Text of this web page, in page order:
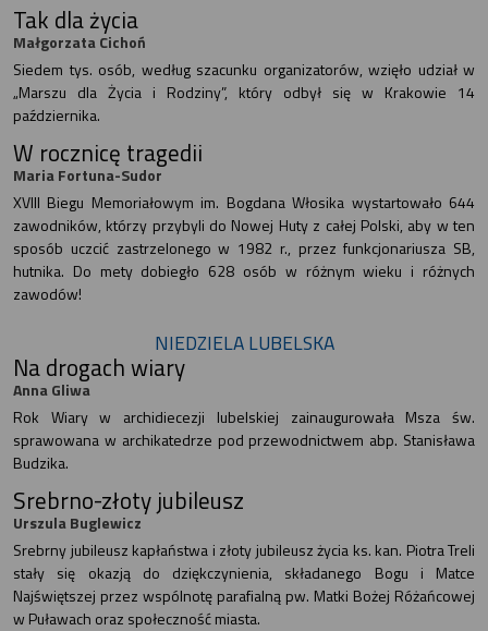
Tak dla życia
Małgorzata Cichoń
Siedem tys. osób, według szacunku organizatorów, wzięło udział w
„Marszu dla Życia i Rodziny”, który odbył się w Krakowie 14
października.
W rocznicę tragedii
Maria Fortuna-Sudor
XVIII Biegu Memoriałowym im. Bogdana Włosika wystartowało 644
zawodników, którzy przybyli do Nowej Huty z całej Polski, aby w ten
sposób uczcić zastrzelonego w 1982 r., przez funkcjonariusza SB,
hutnika. Do mety dobiegło 628 osób w różnym wieku i różnych
zawodów!
NIEDZIELA LUBELSKA
Na drogach wiary
Anna Gliwa
Rok Wiary w archidiecezji lubelskiej zainaugurowała Msza św.
sprawowana w archikatedrze pod przewodnictwem abp. Stanisława
Budzika.
Srebrno-złoty jubileusz
Urszula Buglewicz
Srebrny jubileusz kapłaństwa i złoty jubileusz życia ks. kan. Piotra Treli
stały się okazją do dziękczynienia, składanego Bogu i Matce
Najświętszej przez wspólnotę parafialną pw. Matki Bożej Różańcowej
w Puławach oraz społeczność miasta.